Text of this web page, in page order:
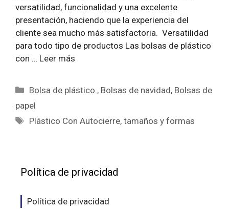
versatilidad, funcionalidad y una excelente
presentación, haciendo que la experiencia del
cliente sea mucho más satisfactoria. Versatilidad
para todo tipo de productos Las bolsas de plástico
con … Leer más
Categorías
Bolsa de plástico. , Bolsas de navidad, Bolsas de
papel
Etiquetas
Plástico Con Autocierre,tamaños y formas
Política de privacidad
Política de privacidad